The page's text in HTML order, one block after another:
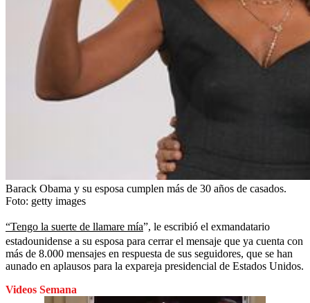
Barack Obama y su esposa cumplen más de 30 años de casados.
Foto: getty images
“Tengo la suerte de llamare mía”, le escribió el exmandatario
estadounidense a su esposa para cerrar el mensaje que ya cuenta con
más de 8.000 mensajes en respuesta de sus seguidores, que se han
aunado en aplausos para la expareja presidencial de Estados Unidos.
Videos Semana